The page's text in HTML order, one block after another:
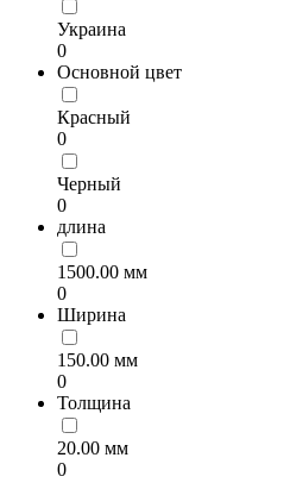
Украина
0
Основной цвет
Красный
0
Черный
0
длина
1500.00 мм
0
Ширина
150.00 мм
0
Толщина
20.00 мм
0